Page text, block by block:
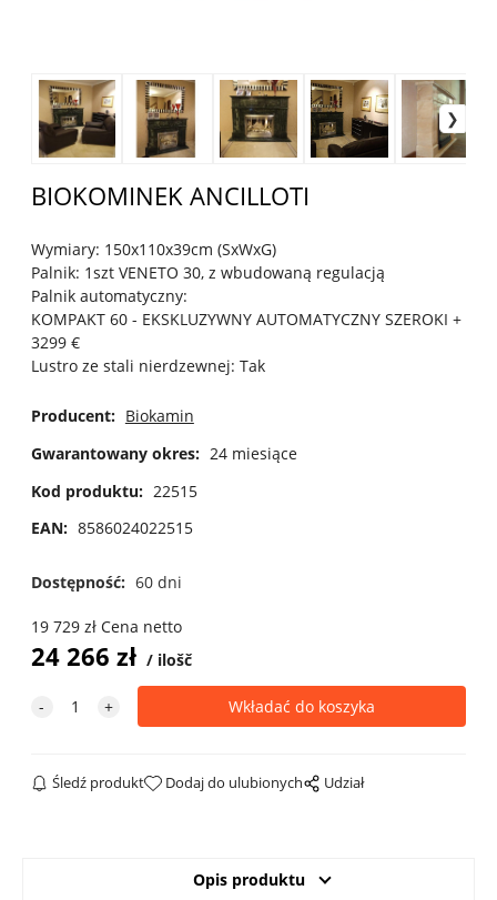
BIOKOMINEK ANCILLOTI
Wymiary: 150x110x39cm (SxWxG)
Palnik: 1szt VENETO 30, z wbudowaną regulacją
Palnik automatyczny:
KOMPAKT 60 - EKSKLUZYWNY AUTOMATYCZNY SZEROKI +
3299 €
Lustro ze stali nierdzewnej: Tak
Producent: Biokamin
Gwarantowany okres: 24 miesiące
Kod produktu: 22515
EAN: 8586024022515
Dostępność: 60 dni
19 729zł Cena netto
24 266 zł ilošč
Śledź produkt Dodaj do ulubionych Udział
Opis produktu